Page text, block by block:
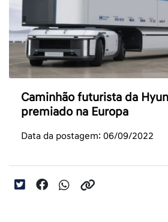
Caminhão futurista da
premiado na Europa
Data da postagem: 06/09/2022